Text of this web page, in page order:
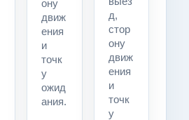
ону
движ
ения
и
точк
у
ожид
ания.
д,
стор
ону
движ
ения
и
точк
у